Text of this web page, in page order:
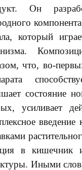
Он
который
что, во-
состояние
усиливает
в кишечник
Иными